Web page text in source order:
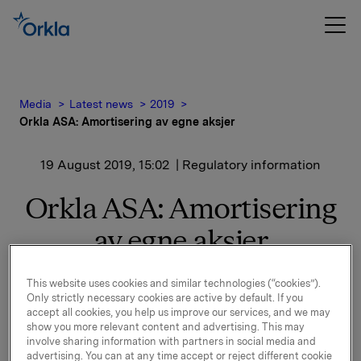
Media Latest news
2019
Orkla ASA: Amortisering av egne aksjer
19 August 2019, 15:02 | Regulatory information
Orkla ASA: Amortisering
av egne aksjer
Orklas generalforsamling vedtok den 25.04.2019 å
nedsette selskapets aksjekapital med kr 21.875.000
ved å innløse (amortisere) 17.500.000 aksjer eiet av
Orkla ASA.
This website uses cookies and similar technologies (“cookies”).
Only strictly necessary cookies are active by default. If you
accept all cookies, you help us improve our services, and we may
show you more relevant content and advertising. This may
involve sharing information with partners in social media and
advertising. You can at any time accept or reject different cookie